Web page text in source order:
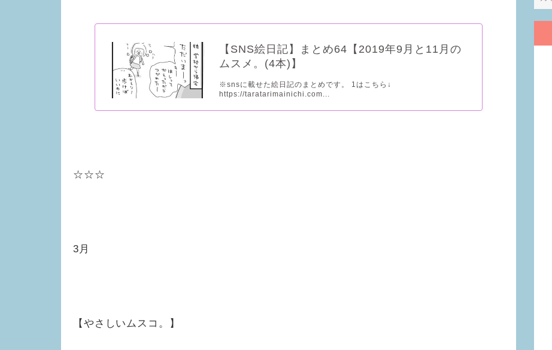
【SNS絵日記】まとめ64【2019年9月と11月の
ムスメ。(4本)】
※snsに載せた絵日記のまとめです。 1はこちら↓
https://taratarimainichi.com...
☆☆☆
3月
【やさしいムスコ。】